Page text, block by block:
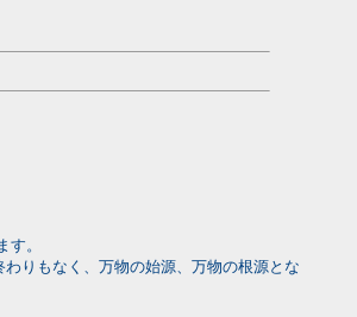
。
りもなく、万物の始源、万物の根源とな